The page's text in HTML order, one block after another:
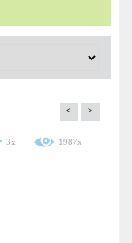
< >
3x 1987x